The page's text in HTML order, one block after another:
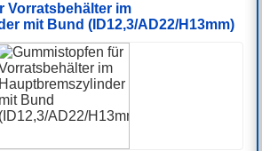
Vorratsbehälter im
mit Bund (ID12,3/AD22/H13mm)